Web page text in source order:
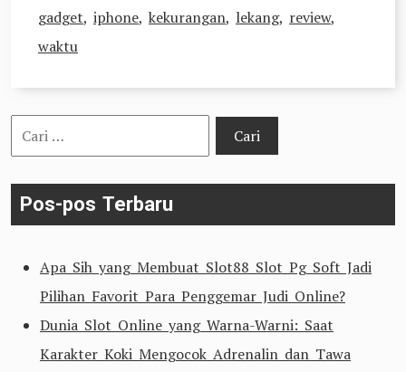
gadget, iphone, kekurangan, lekang, review,
waktu
Cari
untuk:
Pos-pos Terbaru
Apa Sih yang Membuat Slot88 Slot Pg Soft Jadi
Pilihan Favorit Para Penggemar Judi Online?
Dunia Slot Online yang Warna-Warni: Saat
Karakter Koki Mengocok Adrenalin dan Tawa